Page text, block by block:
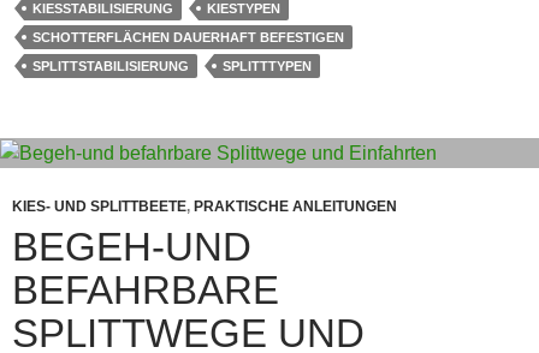
KIESSTABILISIERUNG
KIESTYPEN
SCHOTTERFLÄCHEN DAUERHAFT BEFESTIGEN
SPLITTSTABILISIERUNG
SPLITTTYPEN
KIES- UND SPLITTBEETE, PRAKTISCHE ANLEITUNGEN
BEGEH-UND
BEFAHRBARE
SPLITTWEGE UND